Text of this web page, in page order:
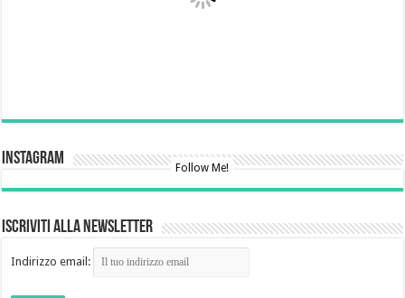
Instagram Follow Me!
Iscriviti alla newsletter
Indirizzo email: